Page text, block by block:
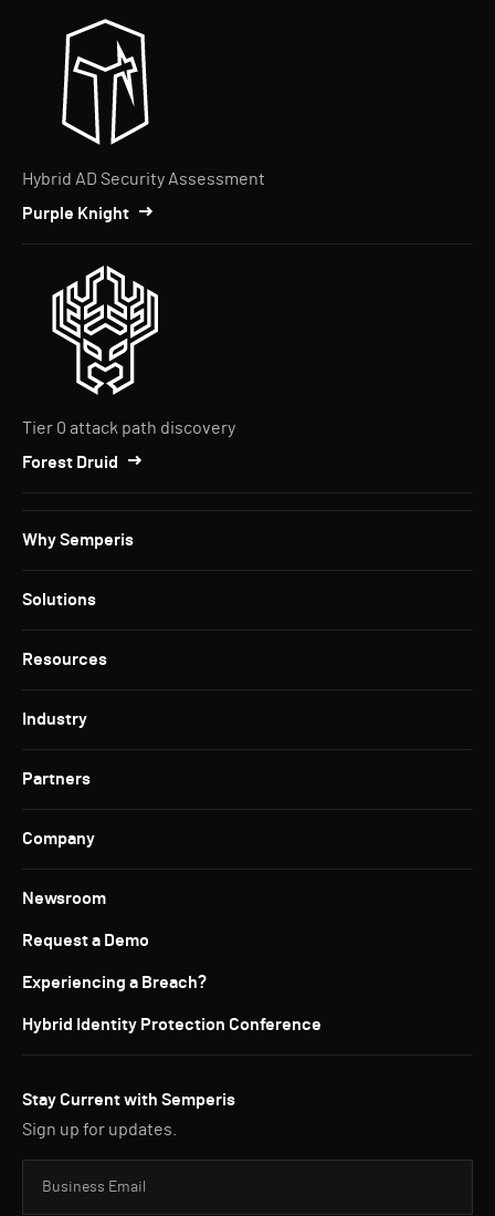
Hybrid AD Security Assessment
Purple Knight
Tier 0 attack path discovery
Forest Druid
Why Semperis
Solutions
Resources
Industry
Partners
Company
Newsroom
Request a Demo
Experiencing a Breach?
Hybrid Identity Protection Conference
Stay Current with Semperis
Sign up for updates.